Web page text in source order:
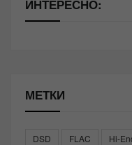
ИНТЕРЕСНО:
МЕТКИ
DSD FLAC Hi-